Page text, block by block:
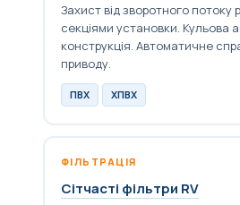
Захист від зворотного потоку
секціями установки. Кульова
конструкція. Автоматичне
приводу.
ПВХ ХПВХ
ФІЛЬТРАЦІЯ
Сітчасті фільтри RV